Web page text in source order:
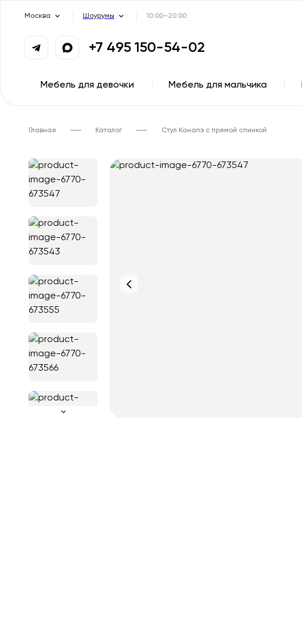
Москва Шоурумы 10:00–20:00
+7 495 150-54-02
Мебель для девочки Мебель для мальчика
Главная Каталог Стул Канапэ с прямой спинкой